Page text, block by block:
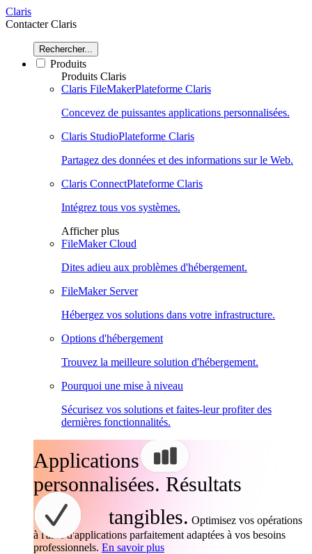
Claris
Contacter Claris
Rechercher...
Produits
Produits Claris
Claris FileMakerPlateforme Claris
Concevez de puissantes applications personnalisées.
Claris StudioPlateforme Claris
Partagez des données et des informations sur le Web.
Claris ConnectPlateforme Claris
Intégrez tous vos systèmes.
Afficher plus
FileMaker Cloud
Dites adieu aux problèmes d'hébergement.
FileMaker Server
Hébergez vos solutions dans votre infrastructure.
Options d'hébergement
Trouvez la meilleure solution d'hébergement.
Pourquoi une mise à niveau
Sécurisez vos solutions et faites-leur profiter des
dernières fonctionnalités.
Applications
personnalisées. Résultats
tangibles. Optimisez vos opérations
à l'aide d'applications parfaitement adaptées à vos besoins
professionnels. En savoir plus